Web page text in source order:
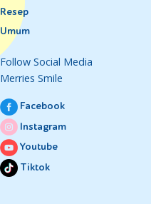
Resep
Umum
Follow Social Media
Merries Smile
Facebook
Instagram
Youtube
Tiktok